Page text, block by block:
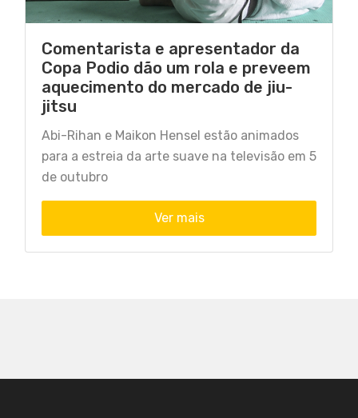
Comentarista e apresentador da
Copa Podio dão um rola e preveem
aquecimento do mercado de jiu-
jitsu
Abi-Rihan e Maikon Hensel estão animados
para a estreia da arte suave na televisão em 5
de outubro
Ver mais